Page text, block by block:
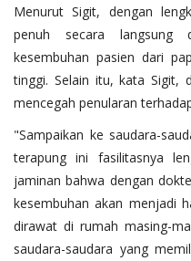
Menurut Sigit, dengan
penuh secara langsung
kesembuhan pasien dari
tinggi. Selain itu, kata Sigit,
mencegah penularan
"Sampaikan ke saudara-
terapung ini fasilitasnya
jaminan bahwa dengan
kesembuhan akan menjadi
dirawat di rumah masing-
saudara-saudara yang